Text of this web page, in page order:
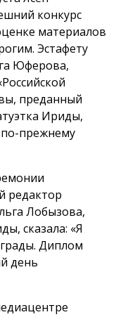
конкурс
материалов
Эстафету
Юферова,
преданный
Ириды,
по-прежнему
редактор
Лобызова,
сказала: «Я
Диплом
день